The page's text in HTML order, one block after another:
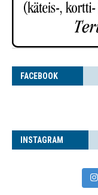
FACE­BOOK
INS­TA­GRAM